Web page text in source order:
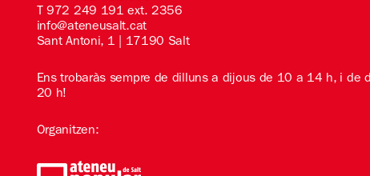
T 972 249 191 ext. 2356
info@ateneusalt.cat
Sant Antoni, 1 | 17190 Salt
Ens trobaràs sempre de dilluns a dijous de 10 a 14 h, i de
20 h!
Organitzen: